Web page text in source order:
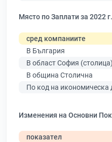
Място по Заплати за 2022 г.
сред компаниите
В България
В област София (столица)
В община Столична
По код на икономическа
Изменения на Основни
показател